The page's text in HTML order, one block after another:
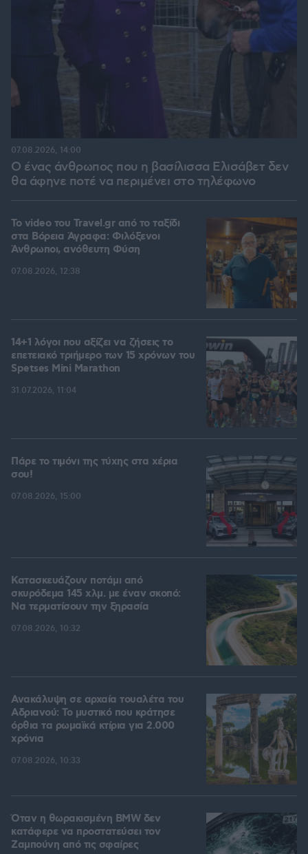
Ο ένας άνθρωπος που η βασίλισσα Ελισάβετ δεν
θα άφηνε ποτέ να περιμένει στο τηλέφωνο
07.08.2026, 14:00
To video του Travel.gr από το ταξίδι
στα Βόρεια Άγραφα: Φιλόξενοι
Άνθρωποι, ανόθευτη Φύση
07.08.2026, 12:38
14+1 λόγοι που αξίζει να ζήσεις το
επετειακό τριήμερο των 15 χρόνων του
Spetses Mini Marathon
31.07.2026, 11:04
Πάρε το τιμόνι της τύχης στα χέρια
σου!
07.08.2026, 15:00
Κατασκευάζουν ποτάμι από
σκυρόδεμα 145 χλμ. με έναν σκοπό:
Να τερματίσουν την ξηρασία
07.08.2026, 10:32
Ανακάλυψη σε αρχαία τουαλέτα του
Αδριανού: Το μυστικό που κράτησε
όρθια τα ρωμαϊκά κτίρια για 2.000
χρόνια
07.08.2026, 10:33
Όταν η θωρακισμένη BMW δεν
κατάφερε να προστατεύσει τον
Ζαμπούνη από τις σφαίρες